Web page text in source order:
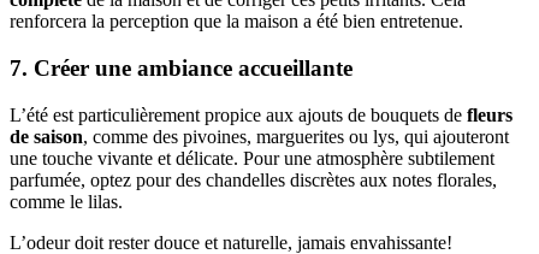
renforcera la perception que la maison a été bien entretenue.
7. Créer une ambiance accueillante
L’été est particulièrement propice aux ajouts de bouquets de fleurs
de saison, comme des pivoines, marguerites ou lys, qui ajouteront
une touche vivante et délicate. Pour une atmosphère subtilement
parfumée, optez pour des chandelles discrètes aux notes florales,
comme le lilas.
L’odeur doit rester douce et naturelle, jamais envahissante!